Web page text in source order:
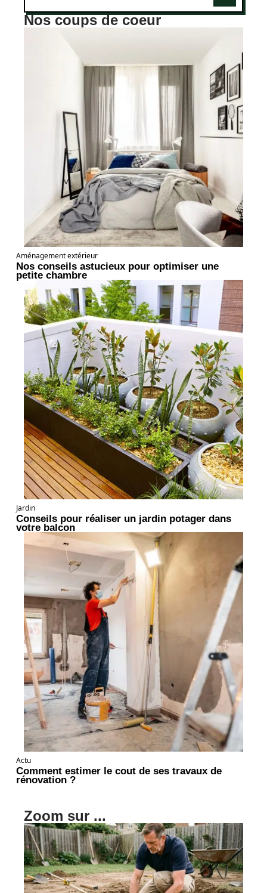
Nos coups de coeur
Aménagement extérieur
Nos conseils astucieux pour optimiser une
petite chambre
Jardin
Conseils pour réaliser un jardin potager dans
votre balcon
Actu
Comment estimer le cout de ses travaux de
rénovation ?
Zoom sur ...